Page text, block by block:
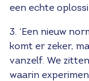
een echte
3. ‘Een nieuw
komt er zeker,
vanzelf. We
waarin